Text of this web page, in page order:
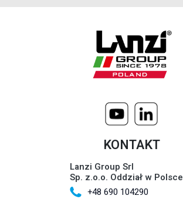
KONTAKT
Lanzi Group Srl
Sp. z.o.o. Oddział w Polsce
+48 690 104290